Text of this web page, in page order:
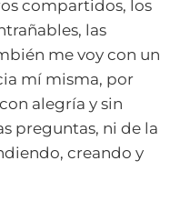
compartidos, los
las
me voy con un
mí misma, por
alegría y sin
preguntas, ni de la
creando y